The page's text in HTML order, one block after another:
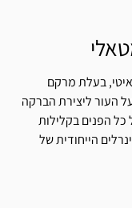
בעלת מרקם
העור ליצירת הברקה
כל הפנים בקלילות
הייחודית של